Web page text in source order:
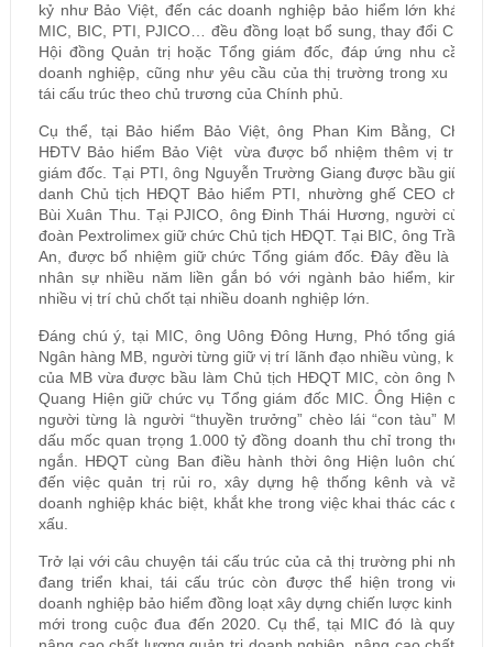
kỷ như Bảo Việt, đến các doanh nghiệp bảo hiểm lớn khác
MIC, BIC, PTI, PJICO… đều đồng loạt bổ sung, thay đổi Chủ
Hội đồng Quản trị hoặc Tổng giám đốc, đáp ứng nhu cầu
doanh nghiệp, cũng như yêu cầu của thị trường trong xu
tái cấu trúc theo chủ trương của Chính phủ.
Cụ thể, tại Bảo hiểm Bảo Việt, ông Phan Kim Bằng, Chủ
HĐTV Bảo hiểm Bảo Việt vừa được bổ nhiệm thêm vị trí
giám đốc. Tại PTI, ông Nguyễn Trường Giang được bầu giữ
danh Chủ tịch HĐQT Bảo hiểm PTI, nhường ghế CEO cho
Bùi Xuân Thu. Tại PJICO, ông Đinh Thái Hương, người của
đoàn Pextrolimex giữ chức Chủ tịch HĐQT. Tại BIC, ông Trần
An, được bổ nhiệm giữ chức Tổng giám đốc. Đây đều là
nhân sự nhiều năm liền gắn bó với ngành bảo hiểm, kinh
nhiều vị trí chủ chốt tại nhiều doanh nghiệp lớn.
Đáng chú ý, tại MIC, ông Uông Đông Hưng, Phó tổng giám
Ngân hàng MB, người từng giữ vị trí lãnh đạo nhiều vùng, khu
của MB vừa được bầu làm Chủ tịch HĐQT MIC, còn ông
Quang Hiện giữ chức vụ Tổng giám đốc MIC. Ông Hiện cũng
người từng là người “thuyền trưởng” chèo lái “con tàu” MIC
dấu mốc quan trọng 1.000 tỷ đồng doanh thu chỉ trong thời
ngắn. HĐQT cùng Ban điều hành thời ông Hiện luôn chú
đến việc quản trị rủi ro, xây dựng hệ thống kênh và văn
doanh nghiệp khác biệt, khắt khe trong việc khai thác các dịch
xấu.
Trở lại với câu chuyện tái cấu trúc của cả thị trường phi nhân
đang triển khai, tái cấu trúc còn được thể hiện trong việc
doanh nghiệp bảo hiểm đồng loạt xây dựng chiến lược kinh
mới trong cuộc đua đến 2020. Cụ thể, tại MIC đó là quyết